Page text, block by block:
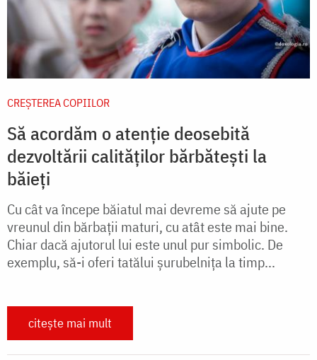
CREŞTEREA COPIILOR
Să acordăm o atenție deosebită
dezvoltării calităților bărbătești la
băieți
Cu cât va începe băiatul mai devreme să ajute pe
vreunul din bărbaţii maturi, cu atât este mai bine.
Chiar dacă ajutorul lui este unul pur simbolic. De
exemplu, să-i oferi tatălui şurubelniţa la timp...
citește mai mult